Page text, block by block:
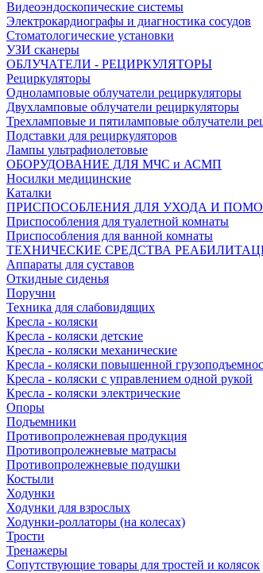
Видеоэндоскопические системы
Электрокардиографы и диагностика сосудов
Стоматологические установки
УЗИ сканеры
ОБЛУЧАТЕЛИ - РЕЦИРКУЛЯТОРЫ
Рециркуляторы
Одноламповые облучатели рециркуляторы
Двухламповые облучатели рециркуляторы
Трехламповые и пятиламповые облучатели
Подставки для рециркуляторов
Лампы ультрафиолетовые
ОБОРУДОВАНИЕ ДЛЯ МЧС и АСМП
Носилки медицинские
Каталки
ПРИСПОСОБЛЕНИЯ ДЛЯ УХОДА И
Приспособления для туалетной комнаты
Приспособления для ванной комнаты
ТЕХНИЧЕСКИЕ СРЕДСТВА
Аппараты для суставов
Откидные сиденья
Поручни
Техника для слабовидящих
Кресла - коляски
Кресла - коляски детские
Кресла - коляски механические
Кресла - коляски повышенной
Кресла - коляски с управлением одной рукой
Кресла - коляски электрические
Опоры
Подъемники
Противопролежневая продукция
Противопролежневые матрасы
Противопролежневые подушки
Костыли
Ходунки
Ходунки для взрослых
Ходунки-роллаторы (на колесах)
Трости
Тренажеры
Сопутствующие товары для тростей и колясок